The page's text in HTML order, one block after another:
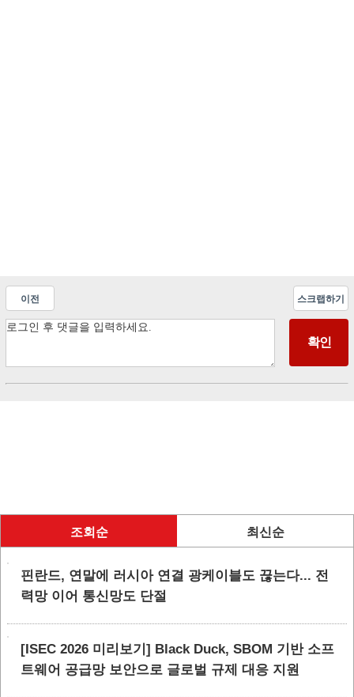
이전 스크랩하기
조회순 최신순
핀란드, 연말에 러시아 연결 광케이블도 끊는다... 전
력망 이어 통신망도 단절
[ISEC 2026 미리보기] Black Duck, SBOM 기반 소프
트웨어 공급망 보안으로 글로벌 규제 대응 지원